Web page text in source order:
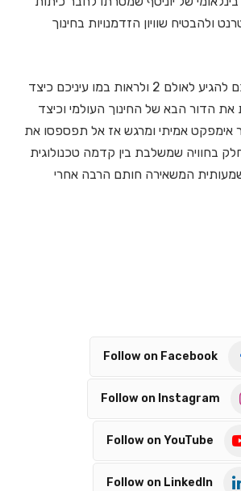
ולהבטיח שוויון הזדמנויות בחינוך
אנחנו מזמינים אתכם להגיע לאולם 2 ולראות במו עיניכם כיצד
את הדור הבא של החינוך העולמי וכיצד
אימפקט אמיתי ומרגש אז אל תפספסו את
בחוויה שמשלבת בין קדמה טכנולוגית
המשאירה חותם הרבה אחרי
Follow on Facebook
Follow on Instagram
Follow on YouTube
Follow on LinkedIn